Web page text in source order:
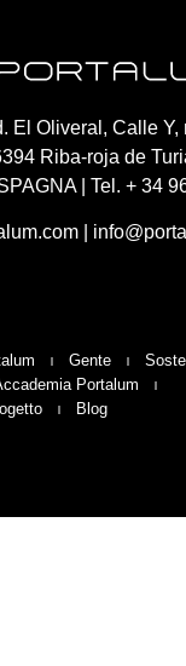
El Oliveral, Calle Y,
Riba-roja de
| Tel. + 34
|
Gente
Portalum
Blog